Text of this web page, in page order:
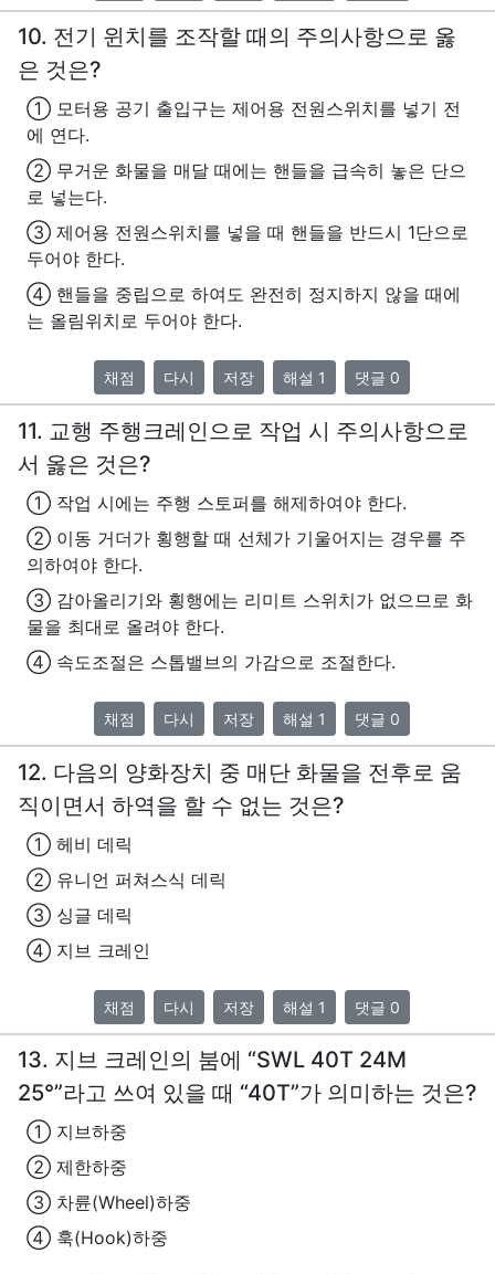
10. 전기 윈치를 조작할 때의 주의사항으로 옳
은 것은?
① 모터용 공기 출입구는 제어용 전원스위치를 넣기 전
에 연다.
② 무거운 화물을 매달 때에는 핸들을 급속히 놓은 단으
로 넣는다.
③ 제어용 전원스위치를 넣을 때 핸들을 반드시 1단으로
두어야 한다.
④ 핸들을 중립으로 하여도 완전히 정지하지 않을 때에
는 올림위치로 두어야 한다.
채점 다시 저장 해설 1 댓글 0
11. 교행 주행크레인으로 작업 시 주의사항으로
서 옳은 것은?
① 작업 시에는 주행 스토퍼를 해제하여야 한다.
② 이동 거더가 횡행할 때 선체가 기울어지는 경우를 주
의하여야 한다.
③ 감아올리기와 횡행에는 리미트 스위치가 없으므로 화
물을 최대로 올려야 한다.
④ 속도조절은 스톱밸브의 가감으로 조절한다.
채점 다시 저장 해설 1 댓글 0
12. 다음의 양화장치 중 매단 화물을 전후로 움
직이면서 하역을 할 수 없는 것은?
① 헤비 데릭
② 유니언 퍼쳐스식 데릭
③ 싱글 데릭
④ 지브 크레인
채점 다시 저장 해설 1 댓글 0
13. 지브 크레인의 붐에 “SWL 40T 24M
25°”라고 쓰여 있을 때 “40T”가 의미하는 것은?
① 지브하중
② 제한하중
③ 차륜(Wheel)하중
④ 훅(Hook)하중